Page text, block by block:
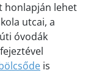
honlapján lehet
utcai, a
óvodák
is